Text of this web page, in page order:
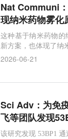
Nat Communi
现纳米药物雾化
这种基于纳米药物的
新方案，也体现了纳
2026-06-21
Sci Adv：为免
飞等团队发现
该研究发现 53BP1 通